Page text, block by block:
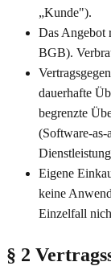
„Kunde").
Das Angebot
BGB).
dauerhafte
begrenzte
(Software-as-
Eigene
keine
Einzelfall
§ 2